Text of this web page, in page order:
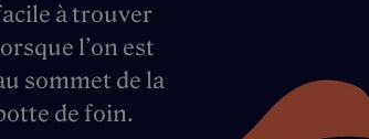
à trouver
l’on est
sommet de la
de foin.